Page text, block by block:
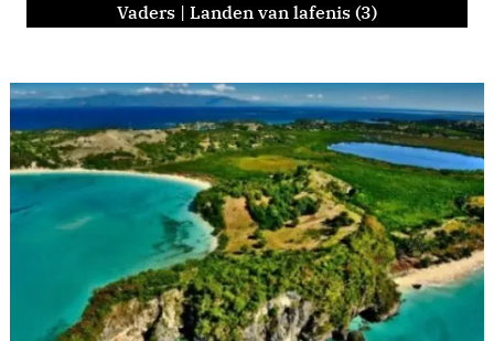
Vaders | Landen van lafenis (3)